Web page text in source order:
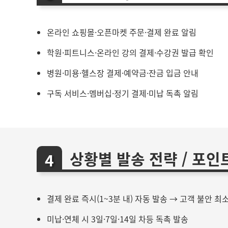
온라인 쇼핑몰·오픈마켓 주문·결제 완료 알림
학원·피트니스·온라인 강의 결제·수강권 발급 확인
병원·미용·헬스장 결제·예약금·잔금 입금 안내
구독 서비스·멤버십·정기 결제·미납 독촉 알림
상황별 발송 전략 / 포인
결제 완료 즉시(1~3분 내) 자동 발송 → 고객 불안 최
미납·연체 시 3일·7일·14일 차등 독촉 발송